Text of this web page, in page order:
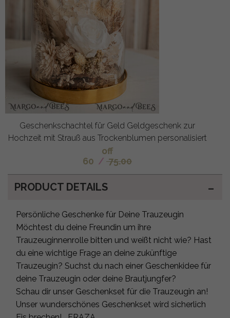
Geschenkschachtel für Geld Geldgeschenk zur
Hochzeit mit Strauß aus Trockenblumen personalisiert
off
60 / 75.00
PRODUCT DETAILS
Persönliche Geschenke für Deine Trauzeugin
Möchtest du deine Freundin um ihre
Trauzeuginnenrolle bitten und weißt nicht wie? Hast
du eine wichtige Frage an deine zukünftige
Trauzeugin? Suchst du nach einer Geschenkidee für
deine Trauzeugin oder deine Brautjungfer?
Schau dir unser Geschenkset für die Trauzeugin an!
Unser wunderschönes Geschenkset wird sicherlich